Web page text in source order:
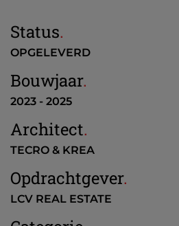
Status.
OPGELEVERD
Bouwjaar.
2023 - 2025
Architect.
TECRO & KREA
Opdrachtgever.
LCV REAL ESTATE